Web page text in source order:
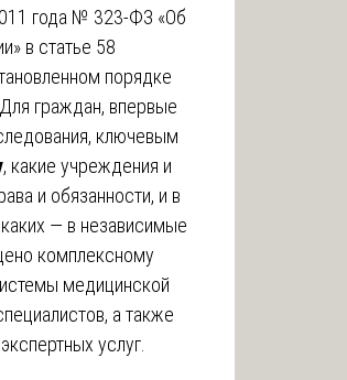
года № 323-ФЗ «Об
в статье 58
порядке
граждан, впервые
ключевым
, какие учреждения и
и обязанности, и в
— в независимые
комплексному
медицинской
а также
услуг.